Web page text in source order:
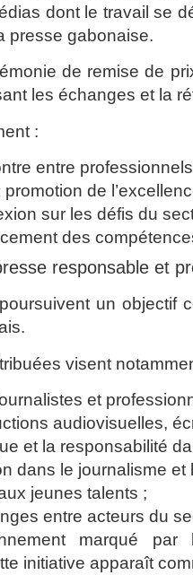
dont le travail se
presse gabonaise.
de remise de
les échanges et la
:
entre
de
sur les défis du
des
responsable et
un objectif
visent
et
audiovisuelles,
et la responsabilité
dans le journalisme
jeunes talents ;
entre acteurs du
marqué par
initiative apparaît